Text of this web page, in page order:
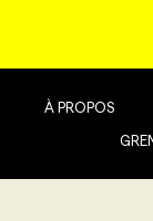
À PROPOS